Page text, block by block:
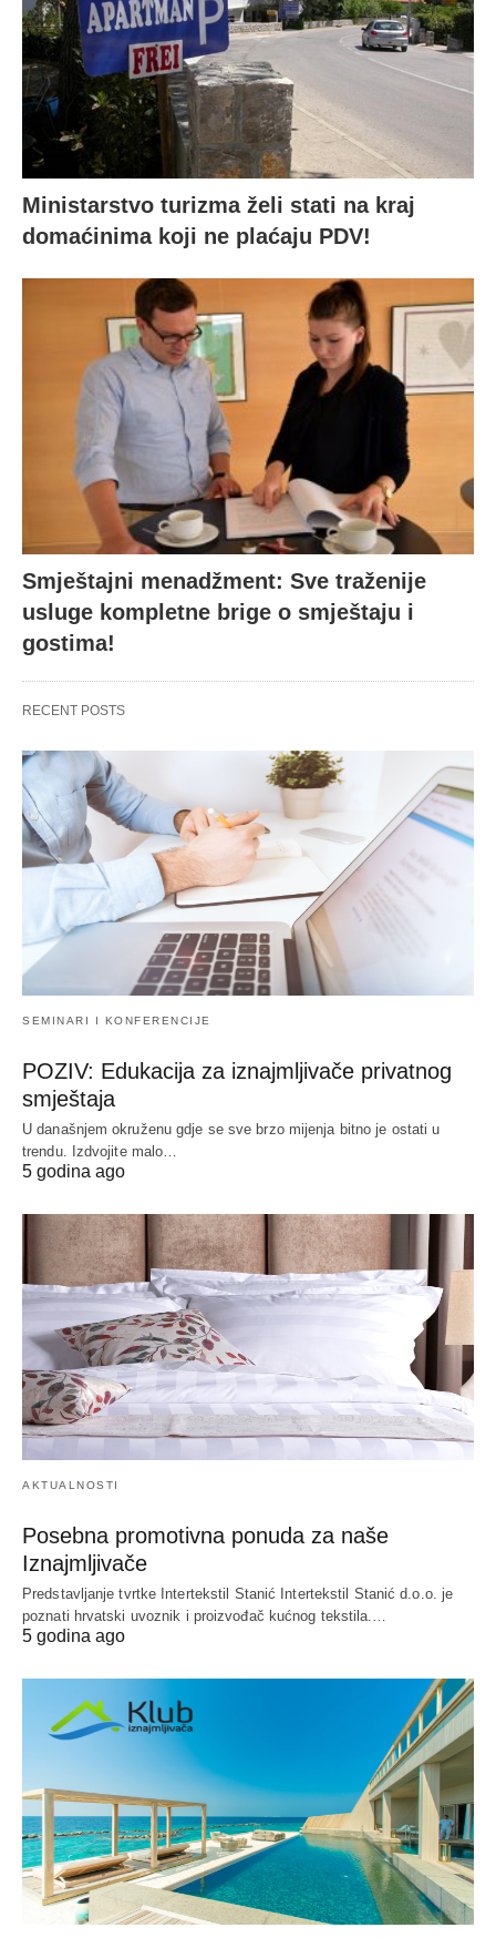
Ministarstvo turizma želi stati na kraj
domaćinima koji ne plaćaju PDV!
Smještajni menadžment: Sve traženije
usluge kompletne brige o smještaju i
gostima!
RECENT POSTS
SEMINARI I KONFERENCIJE
POZIV: Edukacija za iznajmljivače privatnog
smještaja
U današnjem okruženu gdje se sve brzo mijenja bitno je ostati u
trendu. Izdvojite malo…
5 godina ago
AKTUALNOSTI
Posebna promotivna ponuda za naše
Iznajmljivače
Predstavljanje tvrtke Intertekstil Stanić Intertekstil Stanić d.o.o. je
poznati hrvatski uvoznik i proizvođač kućnog tekstila.…
5 godina ago